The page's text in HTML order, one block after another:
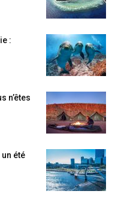
:
n’êtes
été